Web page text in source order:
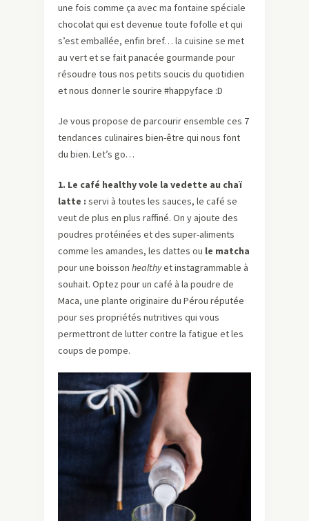
une fois comme ça avec ma fontaine spéciale
chocolat qui est devenue toute fofolle et qui
s’est emballée, enfin bref… la cuisine se met
au vert et se fait panacée gourmande pour
résoudre tous nos petits soucis du quotidien
et nous donner le sourire #happyface :D
Je vous propose de parcourir ensemble ces 7
tendances culinaires bien-être qui nous font
du bien. Let’s go…
1. Le café healthy vole la vedette au chaï
latte : servi à toutes les sauces, le café se
veut de plus en plus raffiné. On y ajoute des
poudres protéinées et des super-aliments
comme les amandes, les dattes ou le matcha
pour une boisson healthyet instagrammable à
souhait. Optez pour un café à la poudre de
Maca, une plante originaire du Pérou réputée
pour ses propriétés nutritives qui vous
permettront de lutter contre la fatigue et les
coups de pompe.